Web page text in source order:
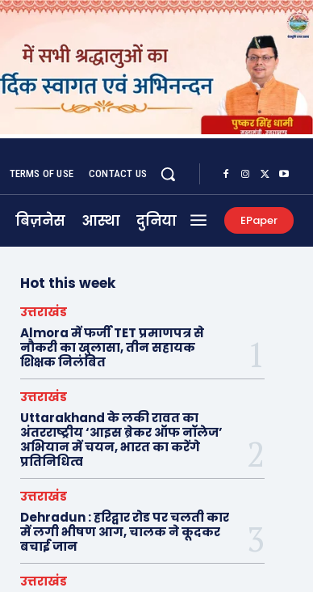
TERMS OF USE CONTACT US
बिज़नेस आस्था दुनिया EPaper
Hot this week
उत्तराखंड
Almora में फर्जी TET प्रमाणपत्र से
नौकरी का खुलासा, तीन सहायक
शिक्षक निलंबित
उत्तराखंड
Uttarakhand के लकी रावत का
अंतरराष्ट्रीय ‘आइस ब्रेकर ऑफ नॉलेज’
अभियान में चयन, भारत का करेंगे
प्रतिनिधित्व
उत्तराखंड
Dehradun : हरिद्वार रोड पर चलती कार
में लगी भीषण आग, चालक ने कूदकर
बचाई जान
उत्तराखंड